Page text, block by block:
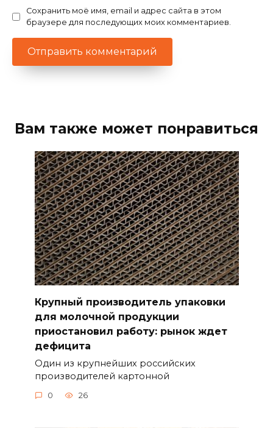
Сохранить моё имя, email и адрес сайта в этом
браузере для последующих моих комментариев.
Вам также может понравиться
Крупный производитель упаковки
для молочной продукции
приостановил работу: рынок ждет
дефицита
Один из крупнейших российских
производителей картонной
0 26